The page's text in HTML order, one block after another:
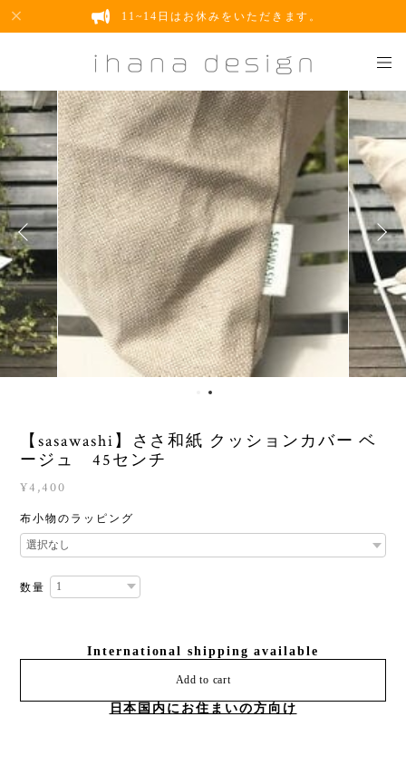
11~14日はお休みをいただきます。
【sasawashi】ささ和紙 クッションカバー ベ
ージュ 45センチ
¥4,400
布小物のラッピング
数量
International shipping available
Add to cart
日本国内にお住まいの方向け